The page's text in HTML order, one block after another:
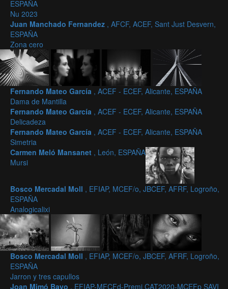
ESPAÑA
Nu 2023
Juan Manchado Fernandez , AFCF, ACEF, Sant Just Desvern,
ESPAÑA
Zona cero
Fernando Mateo García , ACEF - ECEF, Alicante, ESPAÑA
Dama de Mantilla
Fernando Mateo García , ACEF - ECEF, Alicante, ESPAÑA
Delicadeza
Fernando Mateo García , ACEF - ECEF, Alicante, ESPAÑA
Simetria
Carmen Meló Mansanet , León, ESPAÑA
Mursi
Bosco Mercadal Moll , EFIAP, MCEF/o, JBCEF, AFRF, Logroño,
ESPAÑA
Analogicalixi
Bosco Mercadal Moll , EFIAP, MCEF/o, JBCEF, AFRF, Logroño,
ESPAÑA
Jarron y tres capullos
Joan Mimó Bayo , EFIAP-MFCFd-Premi CAT2020-MCEFp SAVI